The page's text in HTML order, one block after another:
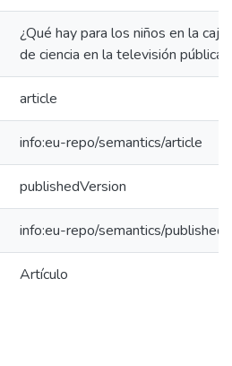
¿Qué hay para los niños en la
de ciencia en la televisión pública
article
info:eu-repo/semantics/article
publishedVersion
info:eu-repo/semantics/
Artículo